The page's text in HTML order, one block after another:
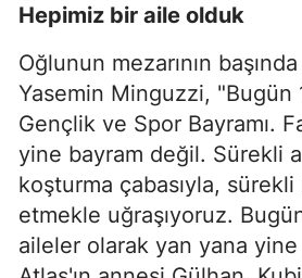
Hepimiz bir aile olduk
Oğlunun mezarının
Yasemin Minguzzi, "Bugün
Gençlik ve Spor Bayramı.
yine bayram değil. Sürekli
koşturma çabasıyla,
etmekle uğraşıyoruz.
aileler olarak yan yana